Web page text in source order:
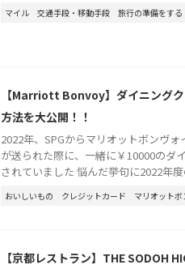
マイル 交通手段・移動手段 旅行の準備をする
【Marriott Bonvoy】ダイニング
方法を大公開！！
2022年、SPGからマリオットボンヴ
が送られた際に、一緒に￥10000のダ
されていました 悩んだ挙句に2022年
おいしいもの クレジットカード マリオット
【京都レストラン】THE SODOH